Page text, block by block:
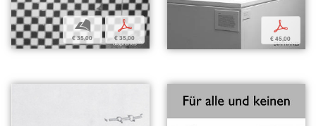
b
€ 35,00
p
€ 35,00
p
€ 45,00